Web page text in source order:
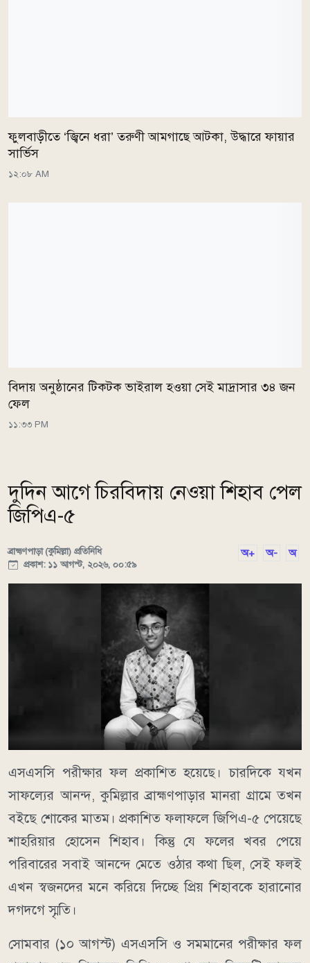
ফুলবাড়ীতে ‘জ্বিনে ধরা’ তরুণী আমগাছে আটকা, উদ্ধারে ফায়ার
সার্ভিস
১২:০৮ AM
বিদায় অনুষ্ঠানের টিকটক ভাইরাল হওয়া সেই মাদ্রাসার ৩৪ জন
ফেল
১১:৩৩ PM
দুদিন আগে চিরবিদায় নেওয়া শিহাব পেল
জিপিএ-৫
ব্রাহ্মণপাড়া (কুমিল্লা) প্রতিনিধি
প্রকাশ: ১১ আগস্ট, ২০২৬, ০০:৫৯
অ+ অ- অ
এসএসসি পরীক্ষার ফল প্রকাশিত হয়েছে। চারদিকে যখন
সাফল্যের আনন্দ, কুমিল্লার ব্রাহ্মণপাড়ার মানরা গ্রামে তখন
বইছে শোকের মাতম। প্রকাশিত ফলাফলে জিপিএ-৫ পেয়েছে
শাহরিয়ার হোসেন শিহাব। কিন্তু যে ফলের খবর পেয়ে
পরিবারের সবাই আনন্দে মেতে ওঠার কথা ছিল, সেই ফলই
এখন স্বজনদের মনে করিয়ে দিচ্ছে প্রিয় শিহাবকে হারানোর
দগদগে স্মৃতি।
সোমবার (১০ আগস্ট) এসএসসি ও সমমানের পরীক্ষার ফল